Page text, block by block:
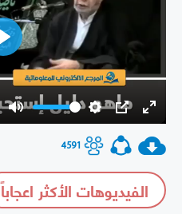
Mute
Settings
PIP Enter
Play
4591
الفيديوهات الأكثر اعجاباً